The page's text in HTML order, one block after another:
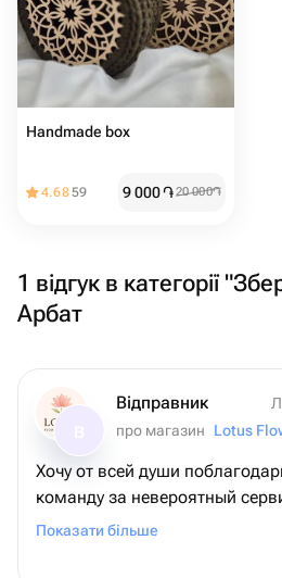
Handmade box
4.6859 9 000֏20 000֏
1 відгук в категорії
Арбат
Відправник
про магазин
Хочу от всей души
команду за невероятный
внимание к деталям! ❤️ Для меня этот
Показати більше